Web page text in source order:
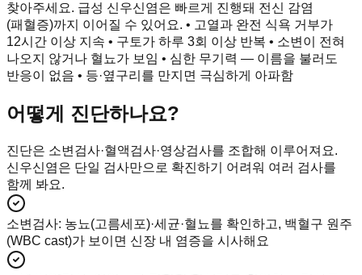
찾아주세요. 급성 신우신염은 빠르게 진행돼 전신 감염
(패혈증)까지 이어질 수 있어요. • 고열과 완전 식욕 거부가
12시간 이상 지속 • 구토가 하루 3회 이상 반복 • 소변이 전혀
나오지 않거나 혈뇨가 보임 • 심한 무기력 — 이름을 불러도
반응이 없음 • 등·옆구리를 만지면 극심하게 아파함
어떻게 진단하나요?
진단은 소변검사·혈액검사·영상검사를 조합해 이루어져요.
신우신염은 단일 검사만으로 확진하기 어려워 여러 검사를
함께 봐요.
소변검사: 농뇨(고름세포)·세균·혈뇨를 확인하고, 백혈구 원주
(WBC cast)가 보이면 신장 내 염증을 시사해요